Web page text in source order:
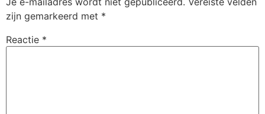
zijn gemarkeerd met *
Reactie *